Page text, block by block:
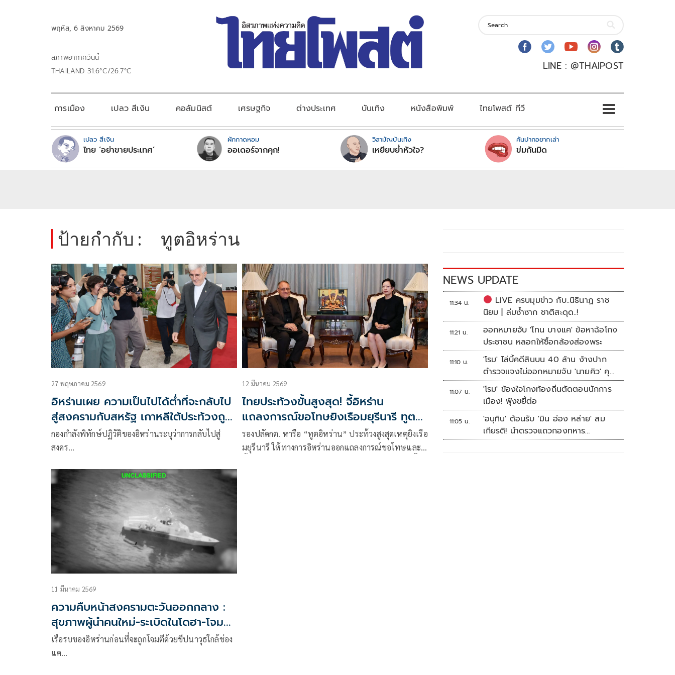
พฤหัส, 6 สิงหาคม 2569
สภาพอากาศวันนี้
THAILAND 31.6°C/26.7°C
LINE : @THAIPOST
การเมือง เปลว สีเงิน คอลัมนิสต์ เศรษฐกิจ ต่างประเทศ บันเทิง หนังสือพิมพ์ ไทยโพสต์ ทีวี
เปลว สีเงิน
ไทย ‘อย่าขายประเทศ’
ผักกาดหอม
ออเดอร์จากคุก!
วิสามัญบันเทิง
เหยียบย่ำหัวใจ?
คันปากอยากเล่า
ข่มกันมิด
ป้ายกำกับ : ทูตอิหร่าน
27 พฤษภาคม 2569
อิหร่านเผย ความเป็นไปได้ต่ำที่จะกลับไป
สู่สงครามกับสหรัฐ เกาหลีใต้ประท้วงถูก
โจมตีเรือ
กองกำลังพิทักษ์ปฏิวัติของอิหร่านระบุว่าการกลับไปสู่
สงคร…
12 มีนาคม 2569
ไทยประท้วงขั้นสูงสุด! จี้อิหร่าน
แถลงการณ์ขอโทษยิงเรือมยุรีนารี ทูตฯ
เสียใจ รายงานให้รัฐบาลกลางทราบ
รองปลัดกต. หารือ “ทูตอิหร่าน” ประท้วงสูงสุดเหตุยิงเรือ
มยุรีนารี ให้ทางการอิหร่านออกแถลงการณ์ขอโทษและ
11 มีนาคม 2569
ความคืบหน้าสงครามตะวันออกกลาง :
สุขภาพผู้นำคนใหม่-ระเบิดในโดฮา-โจมตี
เรือในฮอร์มุซ
เรือรบของอิหร่านก่อนที่จะถูกโจมตีด้วยขีปนาวุธใกล้ช่อง
แค…
NEWS UPDATE
11:34 น.
LIVE ครบมุมข่าว กับ..นิธินาฏ ราช
นิยม | ล่มซ้ำซาก ชาติสะดุด..!
11:21 น.
ออกหมายจับ 'โทน บางแค' ข้อหาฉ้อโกง
ประชาชน หลอกให้ซื้อกล้องส่องพระ
11:10 น.
'โรม' ไล่บี้คดีสินบน 40 ล้าน ง้างปาก
ตำรวจแจงไม่ออกหมายจับ 'นายคิว' คุม
เว็บพนัน
11:07 น.
'โรม' ข้องใจโกงท้องถิ่นตัดตอนนักการ
เมือง! ฟุ้งขยี้ต่อ
11:05 น.
'อนุทิน' ต้อนรับ 'มิน อ่อง หล่าย' สม
เกียรติ! นำตรวจแถวกองทหาร
เกียรติยศ